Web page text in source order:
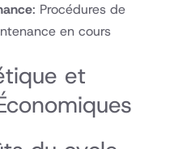
: Procédures de
en cours
et